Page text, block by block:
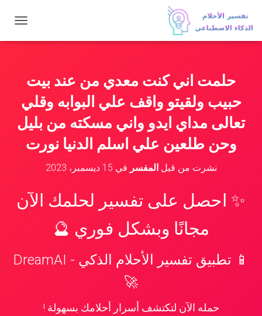
ب
ق
حلمت اني كنت معدي من عند بيت
حبيب ولقيتو واقف علي البوابه وقلي
تعالى مداي ايدو واني مسكته من بليل
وحن طلعين علي اسلم الدنيا نورت
نشرت من قبلالمفسر في 15 ديسمبر، 2023
✨ احصل على تفسير لحلمك الآن
مجانًا وبشكل فوري 🔮
📱 تطبيق تفسير الأحلام الذكي - DreamAI
🚀
حمله الآن لتكتشف أسرار أحلامك بسهولة !